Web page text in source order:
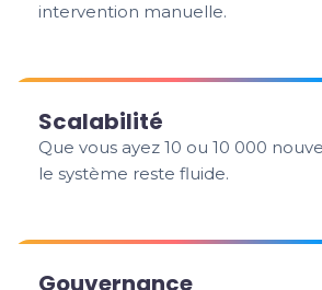
intervention manuelle.
Scalabilité
Que vous ayez 10 ou 10 000
le système reste fluide.
Gouvernance